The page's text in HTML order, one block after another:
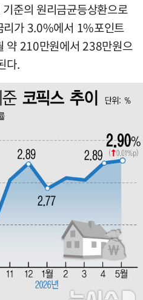
준의 원리금균등상환으로
리가 3.0%에서 1%포인트
약 210만원에서 238만원으
다.